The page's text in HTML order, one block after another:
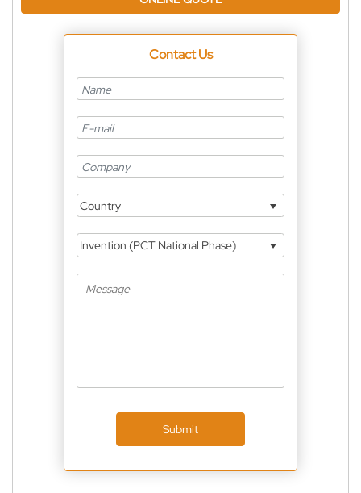
Contact Us
Country
Invention (PCT National Phase)
Submit